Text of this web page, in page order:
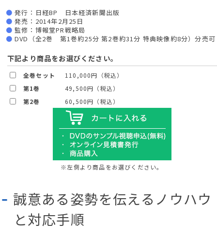
発行：日経BP 日本経済新聞出版
発売：2014年2月25日
監修：博報堂PR戦略局
DVD（全2巻 第1巻約25分 第2巻約31分 特典映像約8分）分売可
下記より商品をお選びください。
全巻セット
110,000円（税込）
第1巻
49,500円（税込）
第2巻
60,500円（税込）
※左側より商品をお選びください。
誠意ある姿勢を伝えるノウハウ
と対応手順